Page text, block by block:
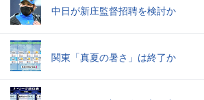
中日が新庄監督招聘を検討か
関東「真夏の暑さ」は終了か